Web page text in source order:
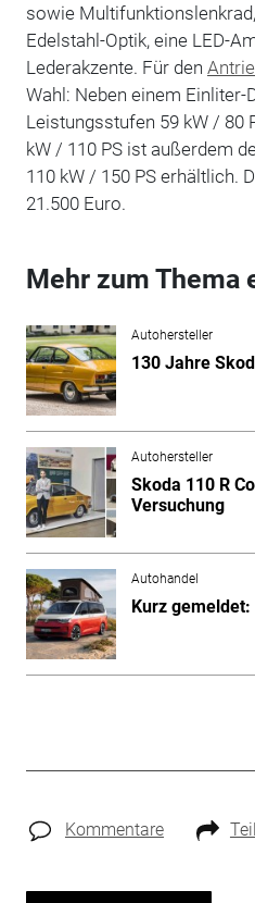
sowie
Edelstahl-Optik, eine LED-
Lederakzente. Für den
Wahl: Neben einem Einliter-
Leistungsstufen 59 kW / 80
kW / 110 PS ist außerdem
110 kW / 150 PS erhältlich.
21.500 Euro.
Mehr zum Thema
Autohersteller
130 Jahre
Autohersteller
Skoda 110 R
Versuchung
Autohandel
Kurz
Kommentare